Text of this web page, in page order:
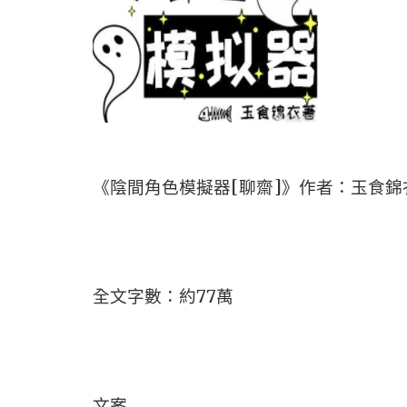
《陰間角色模擬器[聊齋]》作者：玉食錦
全文字數：約77萬